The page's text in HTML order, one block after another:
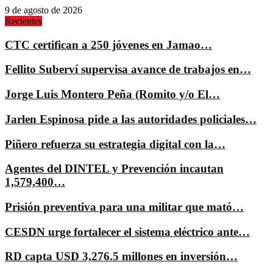
9 de agosto de 2026
Recientes
CTC certifican a 250 jóvenes en Jamao…
Fellito Suberví supervisa avance de trabajos en…
Jorge Luis Montero Peña (Romito y/o El…
Jarlen Espinosa pide a las autoridades policiales…
Piñero refuerza su estrategia digital con la…
Agentes del DINTEL y Prevención incautan
1,579,400…
Prisión preventiva para una militar que mató…
CESDN urge fortalecer el sistema eléctrico ante…
RD capta USD 3,276.5 millones en inversión…